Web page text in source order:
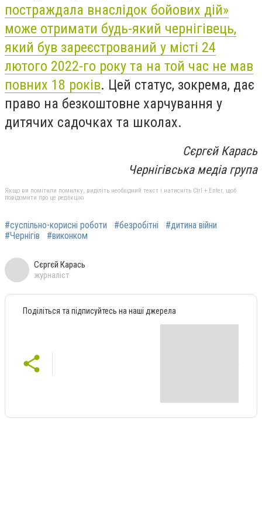
постраждала внаслідок бойових дій»
може отримати будь-який чернігівець,
який був зареєстрований у місті 24
лютого 2022-го року та на той час не мав
повних 18 років. Цей статус, зокрема, дає
право на безкоштовне харчування у
дитячих садочках та школах.
Сєргєй Карась
Чернігівська медіа група
Якщо ви помітили помилку, виділіть необхідний текст і натисніть Ctrl + Enter, щоб
повідомити про це редакцію
#суспільно-корисні роботи #безробітні
#дитина війни
#Чернігів
#виконком
Сєргєй Карась
журналіст
Поділіться та підписуйтесь на наші джерела